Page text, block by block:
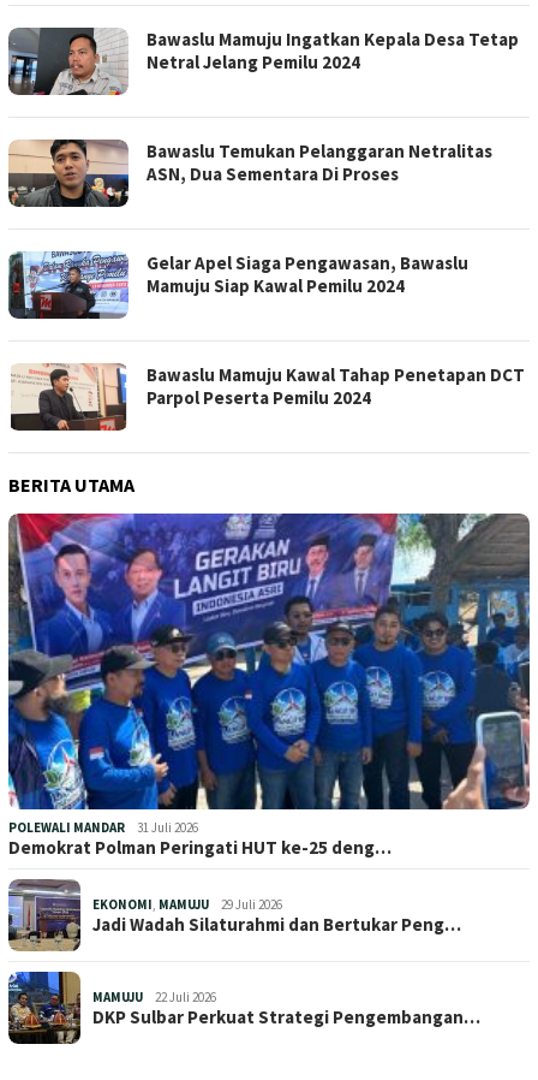
Bawaslu Mamuju Ingatkan Kepala Desa Tetap
Netral Jelang Pemilu 2024
Bawaslu Temukan Pelanggaran Netralitas
ASN, Dua Sementara Di Proses
Gelar Apel Siaga Pengawasan, Bawaslu
Mamuju Siap Kawal Pemilu 2024
Bawaslu Mamuju Kawal Tahap Penetapan DCT
Parpol Peserta Pemilu 2024
BERITA UTAMA
POLEWALI MANDAR 31 Juli 2026
Demokrat Polman Peringati HUT ke-25 deng…
EKONOMI, MAMUJU 29 Juli 2026
Jadi Wadah Silaturahmi dan Bertukar Peng…
MAMUJU 22 Juli 2026
DKP Sulbar Perkuat Strategi Pengembangan…